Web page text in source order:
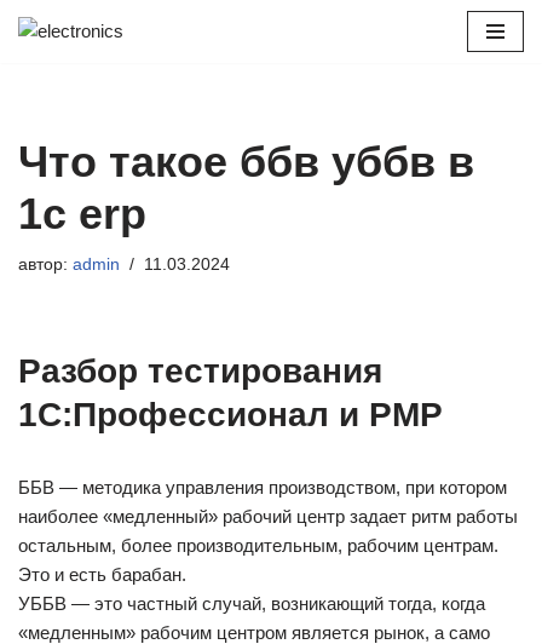
Что такое ббв уббв в
1с erp
автор: admin 11.03.2024
Разбор тестирования
1С:Профессионал и PMP
ББВ — методика управления производством, при котором
наиболее «медленный» рабочий центр задает ритм работы
остальным, более производительным, рабочим центрам.
Это и есть барабан.
УББВ — это частный случай, возникающий тогда, когда
«медленным» рабочим центром является рынок, а само